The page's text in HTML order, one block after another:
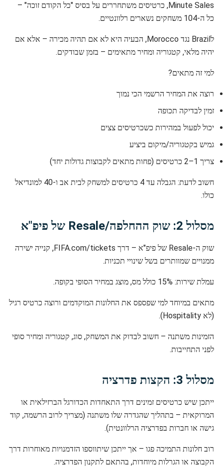
Minute Sales, כרטיסים משתחררים על בסיס "כל הקודם זוכה" –
כל ה-104 משחקים נשארים רלוונטיים.
לBrazil נגד Morocco, הבעיה היא לא אם תהיה מכירה – אלא אם
יהיה מלאי, קטגוריה ומחיר מתאימים – בזמן שבודקים.
למי זה מתאים?
רוצה את המחיר הרשמי הכי נמוך
זמין לבדיקה תכופה
יכול לפעול במהירות כשכרטיסים צצים
גמיש בקטגוריה/מיקום ביציע
צריך 1–2 כרטיסים (פחות מתאים לקבוצות גדולות יחד)
חשוב לדעת: הגבלה עד 4 כרטיסים למשחק לבית אב ו-40 למונדיאל
כולו.
מסלול 2: שוק ההחלפה/Resale של פיפ"א
שוק ה-Resale של פיפ"א – דרך FIFA.com/tickets, קנייה ישירה
ממנויים שמוותרים בשל שינויי תכניות.
עמלת שירות: 15% כולל מס, מוצג במחיר הסופי בקופה.
מתאים במיוחד למי שפספס את החלונות המוקדמים ורוצה כרטיס רגיל
(לא Hospitality).
הזמינות משתנה – חשוב לבדוק את המשחק, סוג, קטגוריה ומחיר סופי
לפני התחייבות.
מסלול 3: הקצות פדרציה
ייתכן שיש כרטיסים זמינים דרך התאחדות הכדורגל הברזילאית או
המרוקאית – בתהליך שהגדרה שלו משתנה (מצריך לרוב הרשמה, קוד
גישה או חברות בפדרציה הרלוונטית).
רוב חלונות התמיכה פגו – אך ייתכן שיתווספו הזדמנויות מאוחרות דרך
הקבוצה או הגרלות מיוחדות, בהתאם לתקנון הפדרציה.